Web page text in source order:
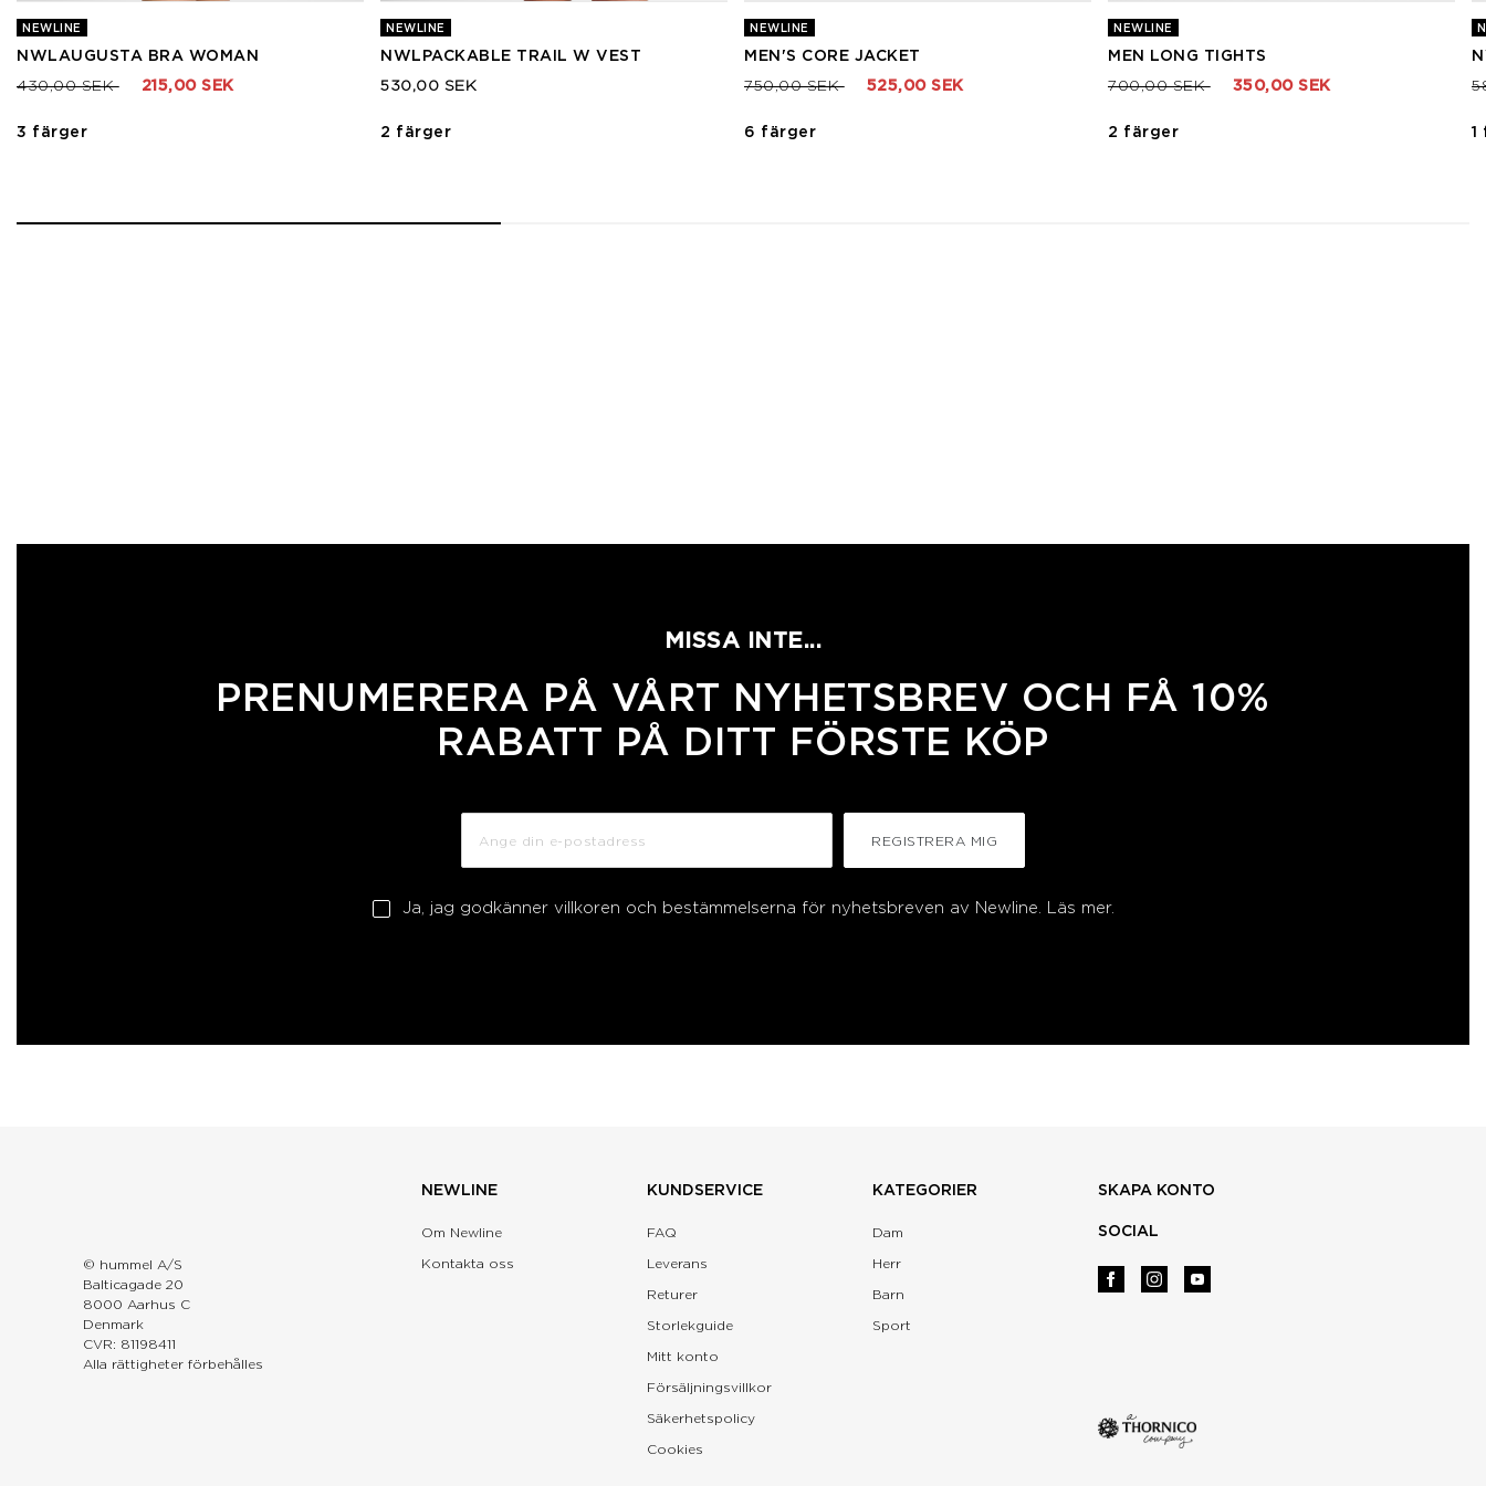
NEWLINE
NWLAUGUSTA BRA WOMAN
Pris nedsatt från
430,00 SEKtill 215,00 SEK
3 färger
NEWLINE
NWLPACKABLE TRAIL W VEST
530,00 SEK
2 färger
NEWLINE
MEN'S CORE JACKET
Pris nedsatt från
750,00 SEKtill 525,00 SEK
6 färger
NEWLINE
MEN LONG TIGHTS
Pris nedsatt från
700,00 SEKtill 350,00 SEK
2 färger 1
MISSA INTE...
PRENUMERERA PÅ VÅRT NYHETSBREV OCH FÅ 10%
RABATT PÅ DITT FÖRSTE KÖP
REGISTRERA MIG
Ja, jag godkänner villkoren och bestämmelserna för nyhetsbreven av Newline. Läs mer.
© hummel A/S
Balticagade 20
8000 Aarhus C
Denmark
CVR: 81198411
Alla rättigheter förbehålles
NEWLINE
Om Newline
Kontakta oss
KUNDSERVICE
FAQ
Leverans
Returer
Storlekguide
Mitt konto
Försäljningsvillkor
Säkerhetspolicy
Cookies
KATEGORIER
Dam
Herr
Barn
Sport
SKAPA KONTO
SOCIAL